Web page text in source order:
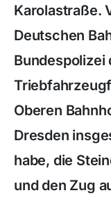
Karolastraße.
Deutschen
Bundespolizei
Oberen
Dresden
habe, die
und den Zug